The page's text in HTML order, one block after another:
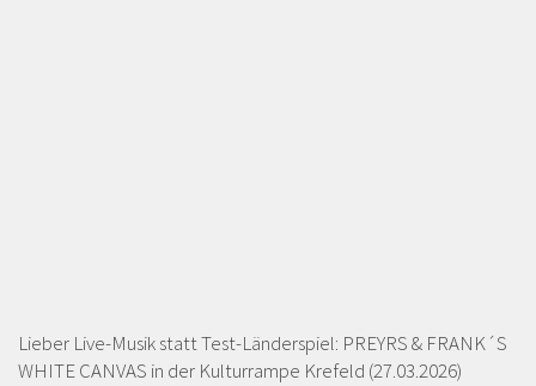
Lieber Live-Musik statt Test-Länderspiel: PREYRS & FRANK´S
WHITE CANVAS in der Kulturrampe Krefeld (27.03.2026)